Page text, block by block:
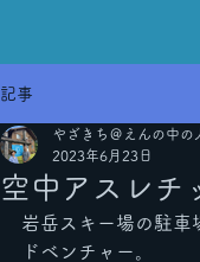
記事
空中アスレチ
やざきち＠えんの中の
2023年6月23日
岩岳スキー場の駐車
ドベンチャー。